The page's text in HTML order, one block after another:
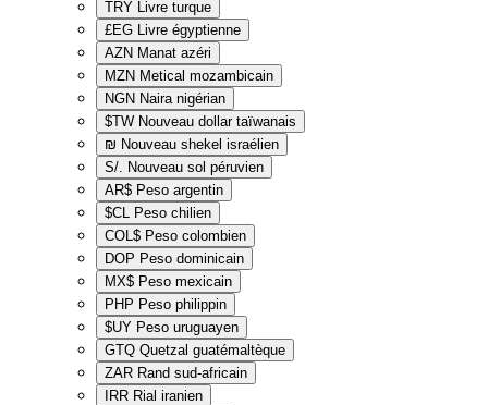
TRY Livre turque
£EG Livre égyptienne
AZN Manat azéri
MZN Metical mozambicain
NGN Naira nigérian
$TW Nouveau dollar taïwanais
₪ Nouveau shekel israélien
S/. Nouveau sol péruvien
AR$ Peso argentin
$CL Peso chilien
COL$ Peso colombien
DOP Peso dominicain
MX$ Peso mexicain
PHP Peso philippin
$UY Peso uruguayen
GTQ Quetzal guatémaltèque
ZAR Rand sud-africain
IRR Rial iranien